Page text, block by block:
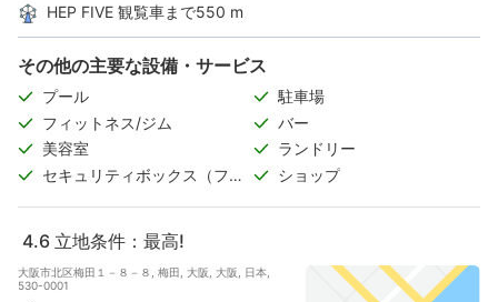
HEP FIVE 観覧車まで550 m
その他の主要な設備・サービス
プール
駐車場
フィットネス/ジム
バー
美容室
ランドリー
セキュリティボックス（フロ
ショップ
4.6 立地条件：最高!
大阪市北区梅田１－８－８, 梅田, 大阪, 大阪, 日本,
530-0001